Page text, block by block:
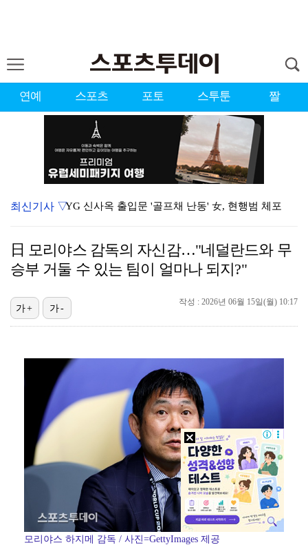
연예 스포츠 포토 스투툰 짤
YG 신사옥 출입문 '골프채 난동' 女, 현행범 체포
[ST포토] 김시현, 홀컵에 붙인다
[ST포토] 노승희, 거리 확인
[ST포토] 노승희, 파세이브
[ST포토] 홀아웃 하는 박현경
[ST포토] 김시현, 과감하게
최신기사 ▽
日 모리야스 감독의 자신감…"네덜란드와 무
승부 거둘 수 있는 팀이 얼마나 되지?"
작성 : 2026년 06월 15일(월) 10:17
가+ 가-
모리야스 하지메 감독 / 사진=GettyImages 제공